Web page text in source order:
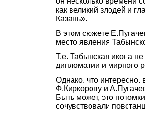
как великий злодей и
Казань».
В этом сюжете
место явления
Т.е. Табынская икона
дипломатии и мирного
Однако, что интересно,
Ф.Киркорову и
Быть может, это
сочувствовали